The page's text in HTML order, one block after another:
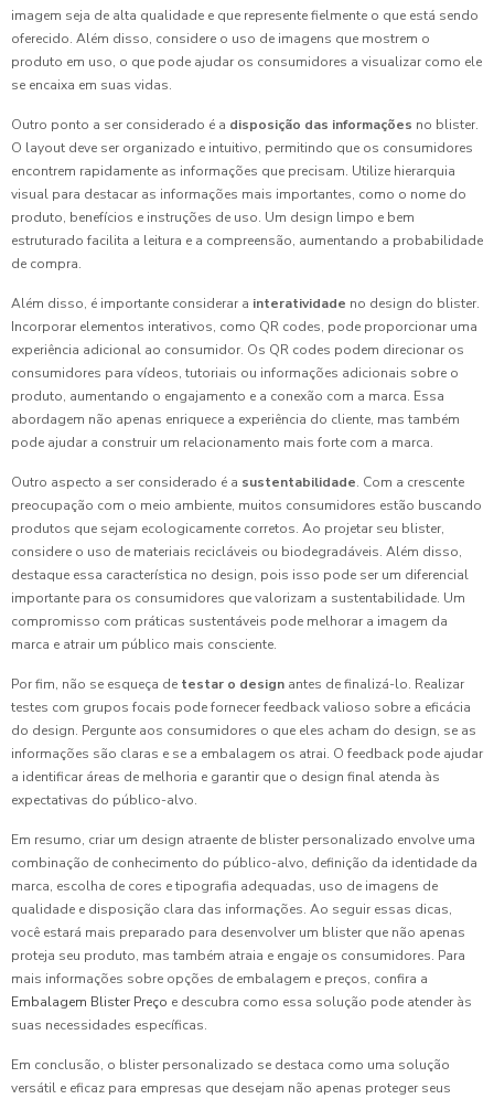
imagem seja de alta qualidade e que represente fielmente o que está sendo
oferecido. Além disso, considere o uso de imagens que mostrem o
produto em uso, o que pode ajudar os consumidores a visualizar como ele
se encaixa em suas vidas.
Outro ponto a ser considerado é a disposição das informações no blister.
O layout deve ser organizado e intuitivo, permitindo que os consumidores
encontrem rapidamente as informações que precisam. Utilize hierarquia
visual para destacar as informações mais importantes, como o nome do
produto, benefícios e instruções de uso. Um design limpo e bem
estruturado facilita a leitura e a compreensão, aumentando a probabilidade
de compra.
Além disso, é importante considerar a interatividade no design do blister.
Incorporar elementos interativos, como QR codes, pode proporcionar uma
experiência adicional ao consumidor. Os QR codes podem direcionar os
consumidores para vídeos, tutoriais ou informações adicionais sobre o
produto, aumentando o engajamento e a conexão com a marca. Essa
abordagem não apenas enriquece a experiência do cliente, mas também
pode ajudar a construir um relacionamento mais forte com a marca.
Outro aspecto a ser considerado é a sustentabilidade. Com a crescente
preocupação com o meio ambiente, muitos consumidores estão buscando
produtos que sejam ecologicamente corretos. Ao projetar seu blister,
considere o uso de materiais recicláveis ou biodegradáveis. Além disso,
destaque essa característica no design, pois isso pode ser um diferencial
importante para os consumidores que valorizam a sustentabilidade. Um
compromisso com práticas sustentáveis pode melhorar a imagem da
marca e atrair um público mais consciente.
Por fim, não se esqueça de testar o design antes de finalizá-lo. Realizar
testes com grupos focais pode fornecer feedback valioso sobre a eficácia
do design. Pergunte aos consumidores o que eles acham do design, se as
informações são claras e se a embalagem os atrai. O feedback pode ajudar
a identificar áreas de melhoria e garantir que o design final atenda às
expectativas do público-alvo.
Em resumo, criar um design atraente de blister personalizado envolve uma
combinação de conhecimento do público-alvo, definição da identidade da
marca, escolha de cores e tipografia adequadas, uso de imagens de
qualidade e disposição clara das informações. Ao seguir essas dicas,
você estará mais preparado para desenvolver um blister que não apenas
proteja seu produto, mas também atraia e engaje os consumidores. Para
mais informações sobre opções de embalagem e preços, confira a
Embalagem Blister Preço e descubra como essa solução pode atender às
suas necessidades específicas.
Em conclusão, o blister personalizado se destaca como uma solução
versátil e eficaz para empresas que desejam não apenas proteger seus